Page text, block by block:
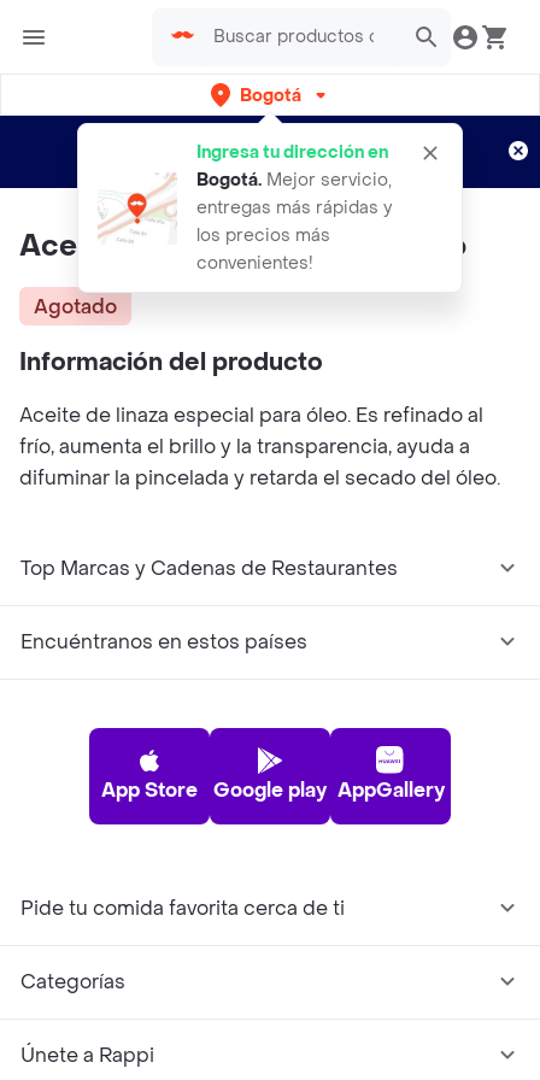
Bogotá
Ingresa tu dirección en
Bogotá. Mejor servicio,
entregas más rápidas y
los precios más
convenientes!
envíos gratis por semanas
Aplican TyC
Aceite De Linaza 500cc Botero
Agotado
Información del producto
Aceite de linaza especial para óleo. Es refinado al
frío, aumenta el brillo y la transparencia, ayuda a
difuminar la pincelada y retarda el secado del óleo.
Top Marcas y Cadenas de Restaurantes
Encuéntranos en estos países
App Store Google play AppGallery
Pide tu comida favorita cerca de ti
Categorías
Únete a Rappi